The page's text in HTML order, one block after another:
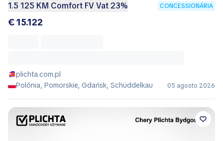
1.5 125 KM Comfort FV Vat 23% CONCESSIONÁRIA
€ 15.122
plichta.com.pl
Polónia, Pomorskie, Gdańsk, Schüddelkau
05 agosto 2026